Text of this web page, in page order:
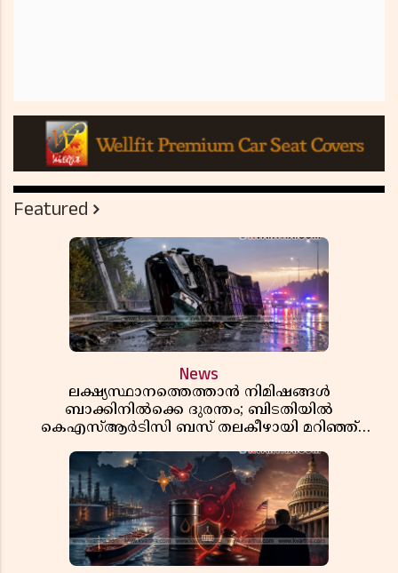
Featured
News
ലക്ഷ്യസ്ഥാനത്തെത്താൻ നിമിഷങ്ങൾ
ബാക്കിനിൽക്കെ ദുരന്തം; ബിടതിയിൽ
കെഎസ്ആർടിസി ബസ് തലകീഴായി മറിഞ്ഞ്